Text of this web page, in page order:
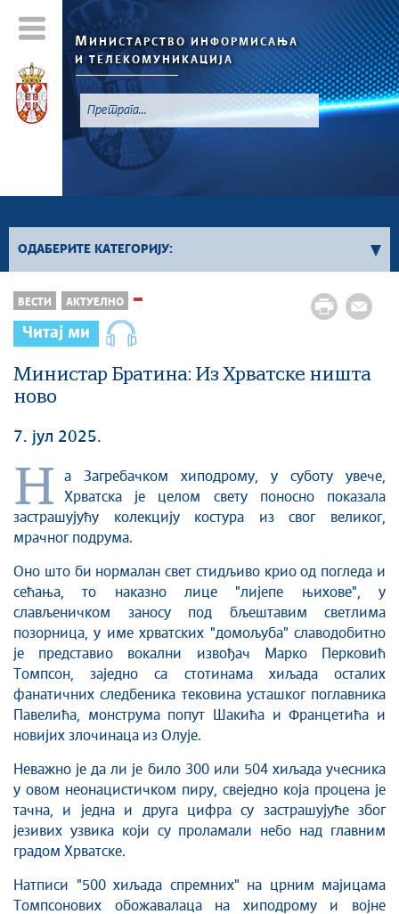
МИНИСТАРСТВО ИНФОРМИСАЊА
И ТЕЛЕКОМУНИКАЦИЈА
ОДАБЕРИТЕ КАТЕГОРИЈУ:
Конкурси из области информисања
Конкурси из области телекомуникација
Конкурси из области информационог
друштва
ВЕСТИ АКТУЕЛНО
Читај ми
Министар Братина: Из Хрватске ништа
ново
7. јул 2025.
Н
а Загребачком хиподрому, у суботу увече,
Хрватска је целом свету поносно показала
застрашујућу колекцију костура из свог великог,
мрачног подрума.
Оно што би нормалан свет стидљиво крио од погледа и
сећања, то наказно лице "лијепе њихове", у
слављеничком заносу под бљештавим светлима
позорница, у име хрватских "домољуба" славодобитно
је представио вокални извођач Марко Перковић
Томпсон, заједно са стотинама хиљада осталих
фанатичних следбеника тековина усташког поглавника
Павелића, монструма попут Шакића и Францетића и
новијих злочинаца из Олује.
Неважно је да ли је било 300 или 504 хиљада учесника
у овом неонацистичком пиру, свеједно која процена је
тачна, и једна и друга цифра су застрашујуће због
језивих узвика који су проламали небо над главним
градом Хрватске.
Натписи "500 хиљада спремних" на црним мајицама
Томпсонових обожавалаца на хиподрому и војне